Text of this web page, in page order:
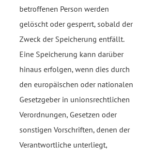
betroffenen Person werden
gelöscht oder gesperrt, sobald der
Zweck der Speicherung entfällt.
Eine Speicherung kann darüber
hinaus erfolgen, wenn dies durch
den europäischen oder nationalen
Gesetzgeber in unionsrechtlichen
Verordnungen, Gesetzen oder
sonstigen Vorschriften, denen der
Verantwortliche unterliegt,